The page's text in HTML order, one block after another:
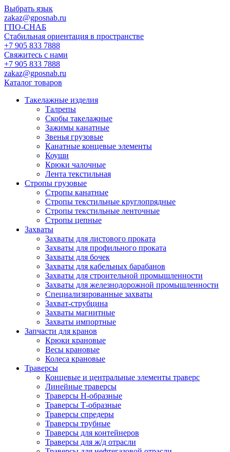
Выбрать язык
zakaz@gposnab.ru
ГПО-СНАБ
Стабильная ориентация в пространстве
+7 905 833 7888
Свяжитесь с нами
+7 905 833 7888
zakaz@gposnab.ru
Каталог товаров
Такелажные изделия
Талрепы
Скобы такелажные
Зажимы канатные
Звенья грузовые
Канатные концевые элементы
Коуши
Крюки чалочные
Лента текстильная
Стропы грузовые
Стропы канатные
Стропы текстильные круглопрядные
Стропы текстильные ленточные
Стропы цепные
Захваты
Захваты для листового проката
Захваты для профильного проката
Захваты для бочек
Захваты для кабельных барабанов
Захваты для строительной промышленности
Захваты для железнодорожной промышленности
Специализированные захваты
Захват-струбцина
Захваты магнитные
Захваты импортные
Запчасти для кранов
Крюки крановые
Весы крановые
Колеса крановые
Траверсы
Концевые и центральные элементы траверс
Линейные траверсы
Траверсы Н-образные
Траверсы Т-образные
Траверсы спредеры
Траверсы трубные
Траверсы для контейнеров
Траверсы для ж/д отрасли